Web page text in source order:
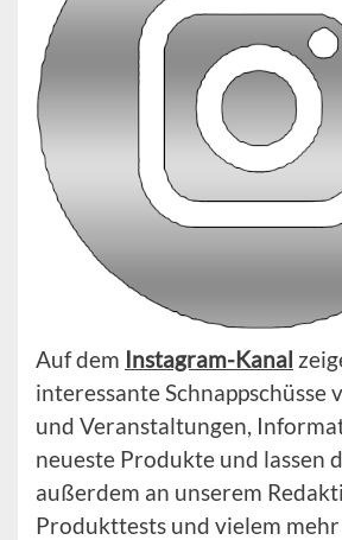
Auf dem Instagram-Kanal
interessante Schnappschüsse
und Veranstaltungen,
neueste Produkte und lassen
außerdem an unserem
Produkttests und vielem